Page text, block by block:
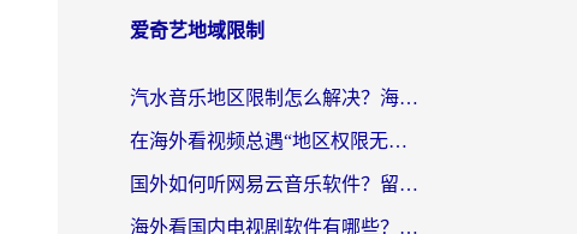
爱奇艺地域限制
汽水音乐地区限制怎么解决？海外听国内音乐的实用指南来了
在海外看视频总遇“地区权限无法观看”？这篇攻略帮你轻松解锁国内影视动漫
国外如何听网易云音乐软件？留学生亲测有效的回国加速方案
海外看国内电视剧软件有哪些？海外党专属追剧指南来了